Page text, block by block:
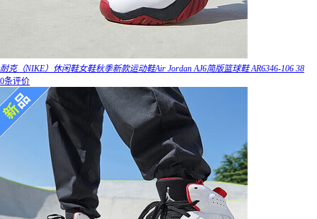
耐克（NIKE）休闲鞋女鞋秋季新款运动鞋Air Jordan AJ6简版篮球鞋 AR6346-106 38
0条评价